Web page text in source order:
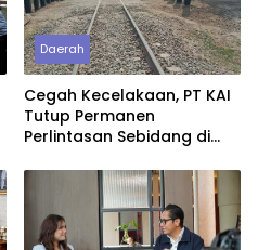
Daerah
Cegah Kecelakaan, PT KAI
Tutup Permanen
Perlintasan Sebidang di